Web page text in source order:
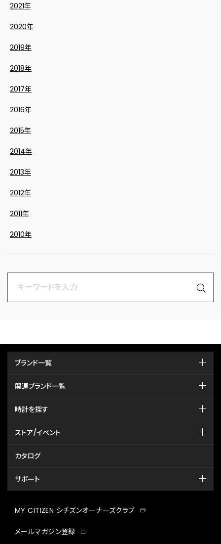
2021年
2020年
2019年
2018年
2017年
2016年
2015年
2014年
2013年
2012年
2011年
2010年
ブランド一覧
関連ブランド一覧
時計を探す
ストア/イベント
カタログ
サポート
MY CITIZEN シチズンオーナーズクラブ
メールマガジン登録